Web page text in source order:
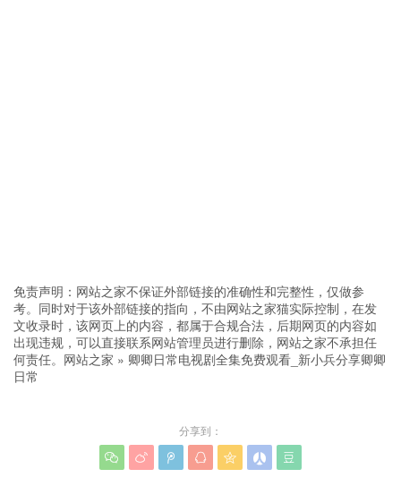
免责声明：网站之家不保证外部链接的准确性和完整性，仅做参
考。同时对于该外部链接的指向，不由网站之家猫实际控制，在发
文收录时，该网页上的内容，都属于合规合法，后期网页的内容如
出现违规，可以直接联系网站管理员进行删除，网站之家不承担任
何责任。 网站之家 » 卿卿日常电视剧全集免费观看_新小兵分享卿卿
日常
分享到：
      